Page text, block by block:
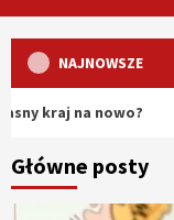
NAJNOWSZE
na nowo?
Główne posty